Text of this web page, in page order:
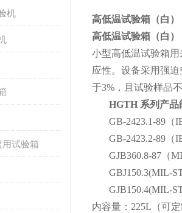
机
试验箱
高低温试验箱（白）
高低温试验箱（白）
小型高低温试验箱
应性。设备采用强
于3%，且试验样品
HGTH 系列产品
GB-2423.1-89（
GB-2423.2-89（
GJB360.8-87（
GBJ150.3(MIL-
GJB150.4(MIL-
内容量：225L（可